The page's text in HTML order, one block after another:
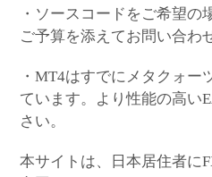
・ソースコードをご希望の
ご予算を添えてお問い合わ
・MT4はすでにメタクォー
ています。より性能の高い
さい。
本サイトは、日本居住者に